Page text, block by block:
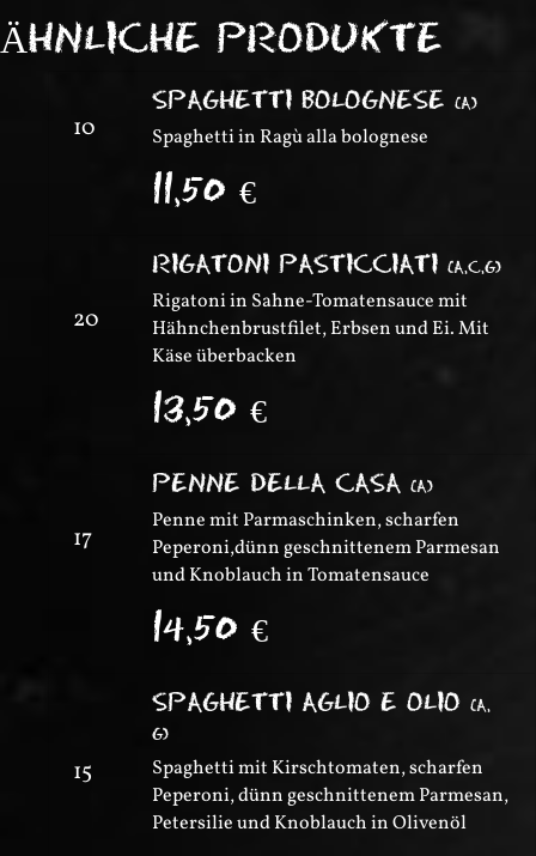
ÄHNLICHE PRODUKTE
10
SPAGHETTI BOLOGNESE (A)
Spaghetti in Ragù alla bolognese
11,50 €
20
RIGATONI PASTICCIATI (A,C,G)
Rigatoni in Sahne-Tomatensauce mit
Hähnchenbrustfilet, Erbsen und Ei. Mit
Käse überbacken
13,50 €
17
PENNE DELLA CASA (A)
Penne mit Parmaschinken, scharfen
Peperoni,dünn geschnittenem Parmesan
und Knoblauch in Tomatensauce
14,50 €
15
SPAGHETTI AGLIO E OLIO (A,
G)
Spaghetti mit Kirschtomaten, scharfen
Peperoni, dünn geschnittenem Parmesan,
Petersilie und Knoblauch in Olivenöl